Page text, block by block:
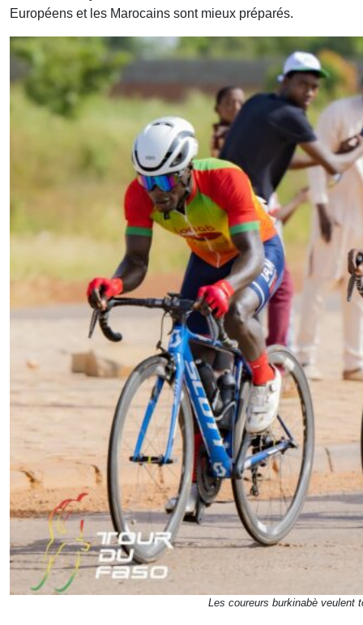
Européens et les Marocains sont mieux préparés.
Les coureurs burkinabè veulent